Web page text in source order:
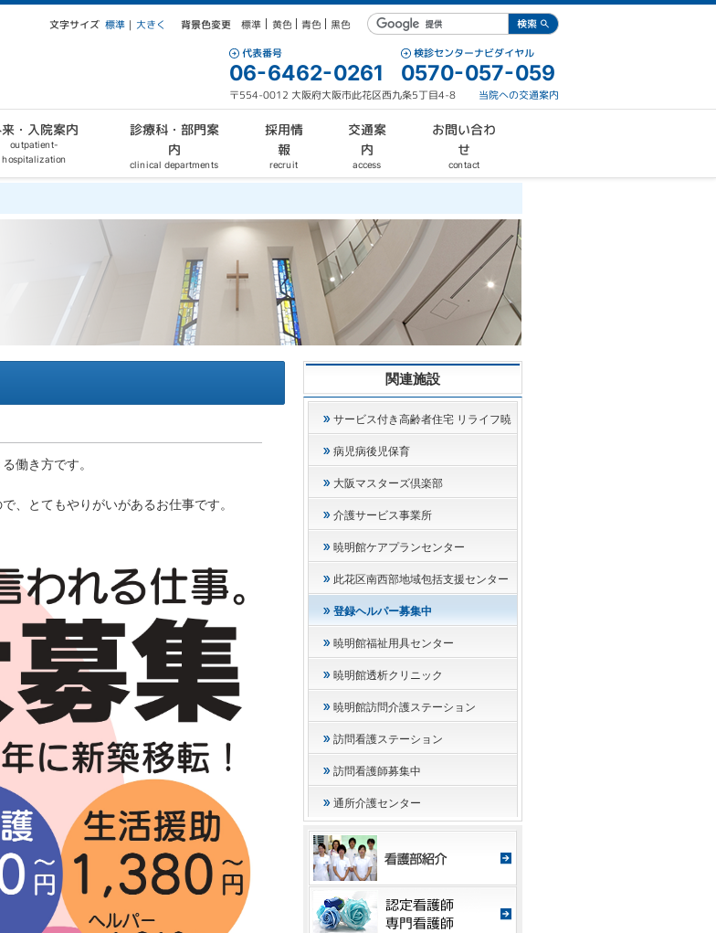
文字サイズ 標準 ｜ 大きく 背景色変更 標準 黄色 青色 黒色
代表番号
06-6462-0261
検診センターナビダイヤル
0570-057-059
〒554-0012 大阪府大阪市此花区西九条5丁目4-8 当院への交通案内
・入院案内
outpatient-
hospitalization
診療科・部門案
内
clinical departments
採用情
報
recruit
交通案
内
access
お問い合わ
せ
contact
働き方です。
、とてもやりがいがあるお仕事です。
関連施設
サービス付き高齢者住宅 リライフ暁
病児病後児保育
大阪マスターズ倶楽部
介護サービス事業所
暁明館ケアプランセンター
此花区南西部地域包括支援センター
登録ヘルパー募集中
暁明館福祉用具センター
暁明館透析クリニック
暁明館訪問介護ステーション
訪問看護ステーション
訪問看護師募集中
通所介護センター